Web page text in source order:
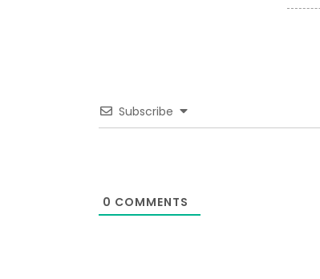
Subscribe
0 COMMENTS